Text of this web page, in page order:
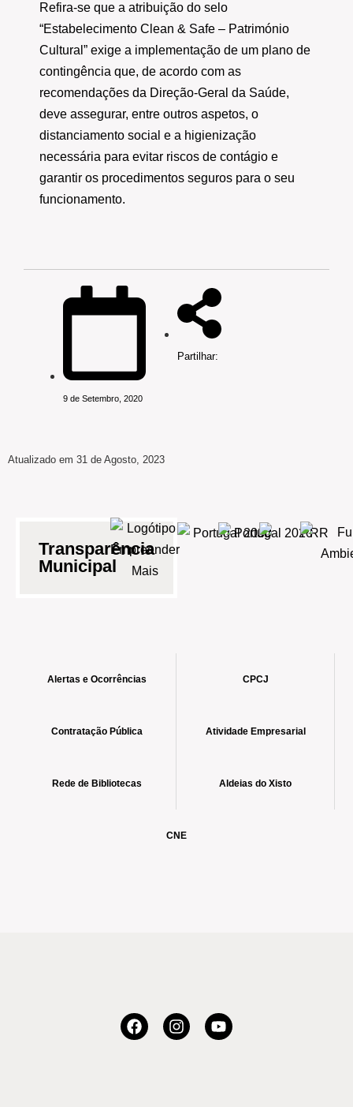
Refira-se que a atribuição do selo
“Estabelecimento Clean & Safe – Património
Cultural” exige a implementação de um plano de
contingência que, de acordo com as
recomendações da Direção-Geral da Saúde,
deve assegurar, entre outros aspetos, o
distanciamento social e a higienização
necessária para evitar riscos de contágio e
garantir os procedimentos seguros para o seu
funcionamento.
9 de Setembro, 2020
Partilhar:
Atualizado em 31 de Agosto, 2023
Transparência
Municipal
Alertas e Ocorrências CPCJ
Contratação Pública Atividade Empresarial
Rede de Bibliotecas Aldeias do Xisto
CNE